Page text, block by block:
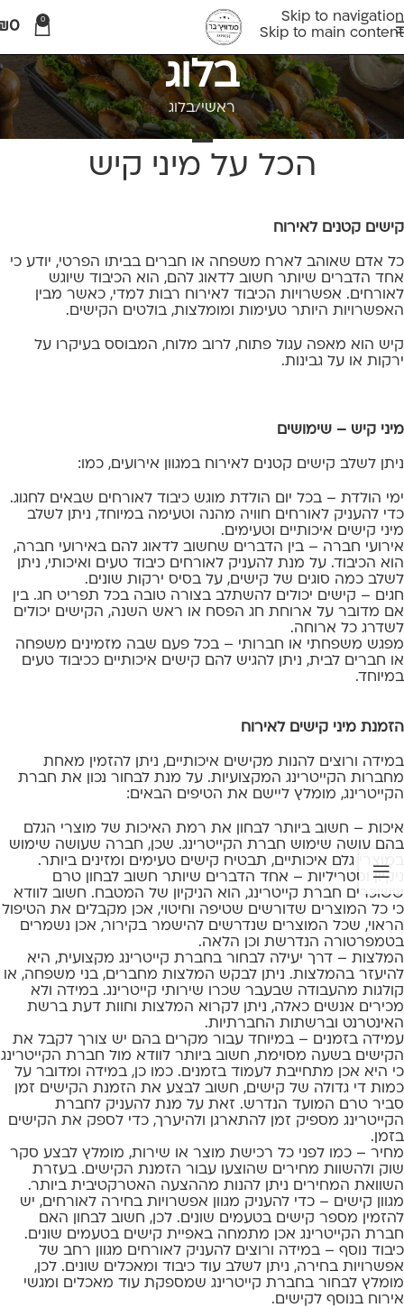
Skip to navigation
Skip to main content
0
0
בלוג
ראשי בלוג
בלוג
הכל על מיני קיש
קישים קטנים לאירוח
כל אדם שאוהב לארח משפחה או חברים בביתו הפרטי, יודע כי
אחד הדברים שיותר חשוב לדאוג להם, הוא הכיבוד שיוגש
לאורחים. אפשרויות הכיבוד לאירוח רבות למדי, כאשר מבין
האפשרויות היותר טעימות ומומלצות, בולטים הקישים.
קיש הוא מאפה עגול פתוח, לרוב מלוח, המבוסס בעיקרו על
ירקות או על גבינות.
מיני קיש – שימושים
ניתן לשלב קישים קטנים לאירוח במגוון אירועים, כמו:
ימי הולדת – בכל יום הולדת מוגש כיבוד לאורחים שבאים לחגוג.
כדי להעניק לאורחים חוויה מהנה וטעימה במיוחד, ניתן לשלב
מיני קישים איכותיים וטעימים.
אירועי חברה – בין הדברים שחשוב לדאוג להם באירועי חברה,
הוא הכיבוד. על מנת להעניק לאורחים כיבוד טעים ואיכותי, ניתן
לשלב כמה סוגים של קישים, על בסיס ירקות שונים.
חגים – קישים יכולים להשתלב בצורה טובה בכל תפריט חג. בין
אם מדובר על ארוחת חג הפסח או ראש השנה, הקישים יכולים
לשדרג כל ארוחה.
מפגש משפחתי או חברותי – בכל פעם שבה מזמינים משפחה
או חברים לבית, ניתן להגיש להם קישים איכותיים ככיבוד טעים
במיוחד.
הזמנת מיני קישים לאירוח
במידה ורוצים להנות מקישים איכותיים, ניתן להזמין מאחת
מחברות הקייטרינג המקצועיות. על מנת לבחור נכון את חברת
הקייטרינג, מומלץ ליישם את הטיפים הבאים:
איכות – חשוב ביותר לבחון את רמת האיכות של מוצרי הגלם
בהם עושה שימוש חברת הקייטרינג. שכן, חברה שעושה שימוש
במוצרי גלם איכותיים, תבטיח קישים טעימים ומזינים ביותר.
ניקיון וסטריליות – אחד הדברים שיותר חשוב לבחון טרם
ששוכרים חברת קייטרינג, הוא הניקיון של המטבח. חשוב לוודא
כי כל המוצרים שדורשים שטיפה וחיטוי, אכן מקבלים את הטיפול
הראוי, שכל המוצרים שנדרשים להישמר בקירור, אכן נשמרים
בטמפרטורה הנדרשת וכן הלאה.
המלצות – דרך יעילה לבחור בחברת קייטרינג מקצועית, היא
להיעזר בהמלצות. ניתן לבקש המלצות מחברים, בני משפחה, או
קולגות מהעבודה שבעבר שכרו שירותי קייטרינג. במידה ולא
מכירים אנשים כאלה, ניתן לקרוא המלצות וחוות דעת ברשת
האינטרנט וברשתות החברתיות.
עמידה בזמנים – במיוחד עבור מקרים בהם יש צורך לקבל את
הקישים בשעה מסוימת, חשוב ביותר לוודא מול חברת הקייטרינג
כי היא אכן מתחייבת לעמוד בזמנים. כמו כן, במידה ומדובר על
כמות די גדולה של קישים, חשוב לבצע את הזמנת הקישים זמן
סביר טרם המועד הנדרש. זאת על מנת להעניק לחברת
הקייטרינג מספיק זמן להתארגן ולהיערך, כדי לספק את הקישים
בזמן.
מחיר – כמו לפני כל רכישת מוצר או שירות, מומלץ לבצע סקר
שוק ולהשוות מחירים שהוצעו עבור הזמנת הקישים. בעזרת
השוואת המחירים ניתן להנות מההצעה האטרקטיבית ביותר.
מגוון קישים – כדי להעניק מגוון אפשרויות בחירה לאורחים, יש
להזמין מספר קישים בטעמים שונים. לכן, חשוב לבחון האם
חברת הקייטרינג אכן מתמחה באפיית קישים בטעמים שונים.
כיבוד נוסף – במידה ורוצים להעניק לאורחים מגוון רחב של
אפשרויות בחירה, ניתן לשלב עוד כיבוד ומאכלים שונים. לכן,
מומלץ לבחור בחברת קייטרינג שמספקת עוד מאכלים ומגשי
אירוח בנוסף לקישים.